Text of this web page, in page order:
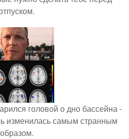
головой о дно бассейна -
изменилась самым странным
образом.